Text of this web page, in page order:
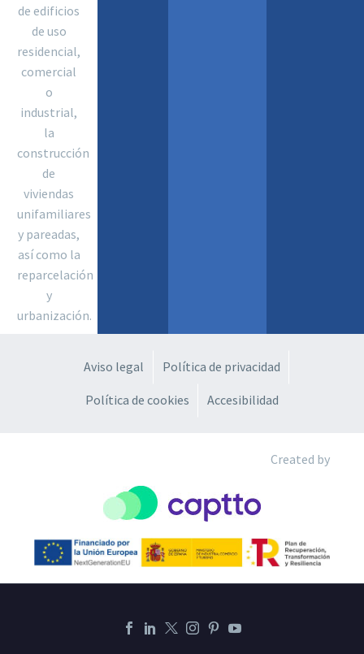
de edificios
de uso
residencial,
comercial
o
industrial,
la
construcción
de
viviendas
unifamiliares
y pareadas,
así como la
reparcelación
y
urbanización.
Aviso legal Política de privacidad
Política de cookies Accesibilidad
Created by